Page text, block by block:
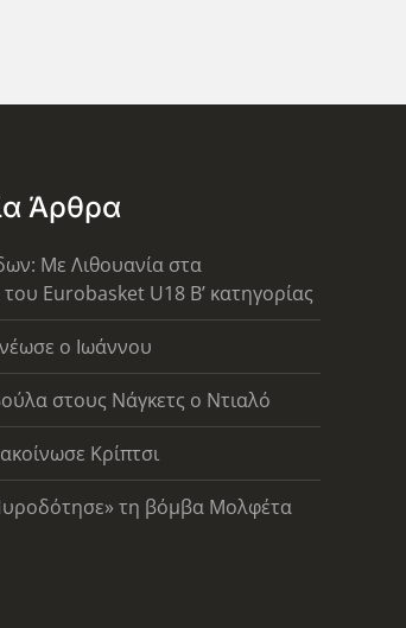
Άρθρα
Με Λιθουανία στα
του Eurobasket U18 Β’ κατηγορίας
ο Ιωάννου
στους Νάγκετς ο Ντιαλό
Κρίπτσι
τη βόμβα Μολφέτα